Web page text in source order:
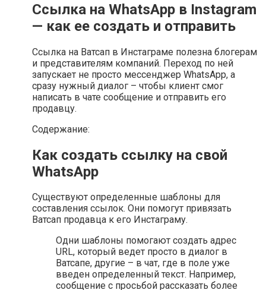
Ссылка на WhatsApp в Instagram
— как ее создать и отправить
Ссылка на Ватсап в Инстаграме полезна блогерам
и представителям компаний. Переход по ней
запускает не просто мессенджер WhatsApp, а
сразу нужный диалог – чтобы клиент смог
написать в чате сообщение и отправить его
продавцу.
Содержание:
Как создать ссылку на свой
WhatsApp
Существуют определенные шаблоны для
составления ссылок. Они помогут привязать
Ватсап продавца к его Инстаграму.
Одни шаблоны помогают создать адрес
URL, который ведет просто в диалог в
Ватсапе, другие – в чат, где в поле уже
введен определенный текст. Например,
сообщение с просьбой рассказать более